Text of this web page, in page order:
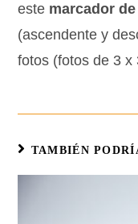
este marcador
(ascendente y
fotos (fotos de 3 x
TAMBIÉN